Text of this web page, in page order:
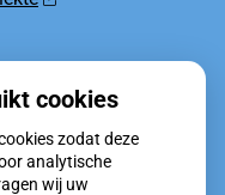
cookies
zodat deze
analytische
wij uw